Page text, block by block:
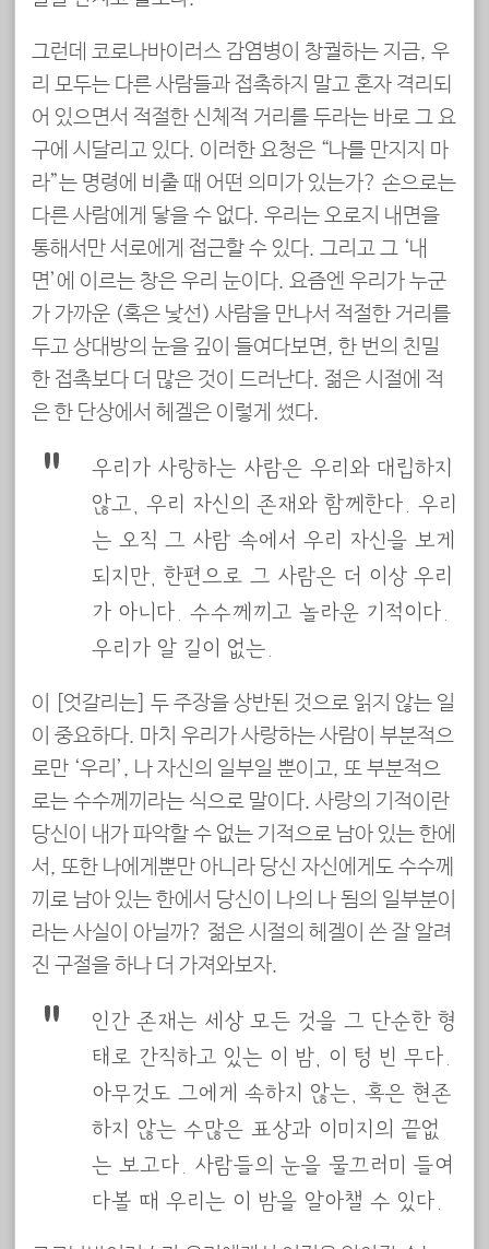
그런데 코로나바이러스 감염병이 창궐하는 지금, 우
리 모두는 다른 사람들과 접촉하지 말고 혼자 격리되
어 있으면서 적절한 신체적 거리를 두라는 바로 그 요
구에 시달리고 있다. 이러한 요청은 “나를 만지지 마
라”는 명령에 비출 때 어떤 의미가 있는가? 손으로는
다른 사람에게 닿을 수 없다. 우리는 오로지 내면을
통해서만 서로에게 접근할 수 있다. 그리고 그 ‘내
면’에 이르는 창은 우리 눈이다. 요즘엔 우리가 누군
가 가까운 (혹은 낯선) 사람을 만나서 적절한 거리를
두고 상대방의 눈을 깊이 들여다보면, 한 번의 친밀
한 접촉보다 더 많은 것이 드러난다. 젊은 시절에 적
은 한 단상에서 헤겔은 이렇게 썼다.
우리가 사랑하는 사람은 우리와 대립하지
않고, 우리 자신의 존재와 함께한다. 우리
는 오직 그 사람 속에서 우리 자신을 보게
되지만, 한편으로 그 사람은 더 이상 우리
가 아니다. 수수께끼고 놀라운 기적이다.
우리가 알 길이 없는.
이 [엇갈리는] 두 주장을 상반된 것으로 읽지 않는 일
이 중요하다. 마치 우리가 사랑하는 사람이 부분적으
로만 ‘우리’, 나 자신의 일부일 뿐이고, 또 부분적으
로는 수수께끼라는 식으로 말이다. 사랑의 기적이란
당신이 내가 파악할 수 없는 기적으로 남아 있는 한에
서, 또한 나에게뿐만 아니라 당신 자신에게도 수수께
끼로 남아 있는 한에서 당신이 나의 나 됨의 일부분이
라는 사실이 아닐까? 젊은 시절의 헤겔이 쓴 잘 알려
진 구절을 하나 더 가져와보자.
인간 존재는 세상 모든 것을 그 단순한 형
태로 간직하고 있는 이 밤, 이 텅 빈 무無다.
아무것도 그에게 속하지 않는, 혹은 현존
하지 않는 수많은 표상과 이미지의 끝없
는 보고寶庫다. 사람들의 눈을 물끄러미 들여
다볼 때 우리는 이 밤을 알아챌 수 있다.